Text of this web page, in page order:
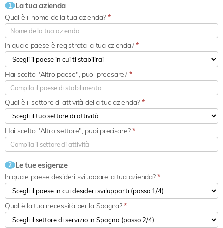
1 La tua azienda
Qual è il nome della tua azienda? *
In quale paese è registrata la tua azienda?*
Qual è il settore di attività della tua azienda? *
Hai scelto "Altro paese", puoi precisare? *
Hai scelto "Altro settore", puoi precisare?*
2 Le tue esigenze
In quale paese desideri sviluppare la tua azienda?*
Qual è la tua necessità per la Spagna?*